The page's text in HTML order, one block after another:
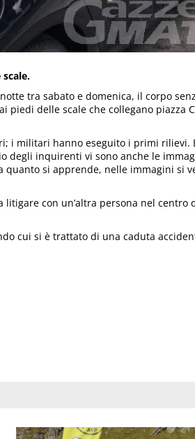
tra sabato e domenica, il corpo
piedi delle scale che collegano piazza
i militari hanno eseguito i primi rilievi.
degli inquirenti vi sono anche le
si apprende, nelle immagini si
con un’altra persona nel centro
cui si è trattato di una caduta